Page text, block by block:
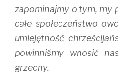
zapominajmy o tym, my
całe społeczeństwo
umiejętność
powinniśmy wnosić
grzechy.